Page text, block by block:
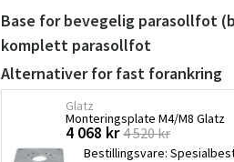
Base for bevegelig parasollfot
komplett parasollfot
Alternativer for fast forankring
Glatz
Monteringsplate M4/M8 Glatz ​
4 068 kr 4 520 kr
Bestillingsvare: